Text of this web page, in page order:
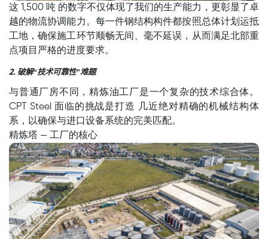
这 1,500 吨 的数字不仅体现了我们的生产能力，更彰显了卓
越的物流协调能力。每一件钢结构构件都按照总体计划运抵
工地，确保施工环节顺畅无间、毫不延误，从而满足北部重
点项目严格的进度要求。
2. 破解“技术可靠性”难题
与普通厂房不同，精炼油工厂是一个复杂的技术综合体。
CPT Steel 面临的挑战是打造 几近绝对精确的机械结构体
系，以确保与进口设备系统的完美匹配。
精炼塔 — 工厂的核心